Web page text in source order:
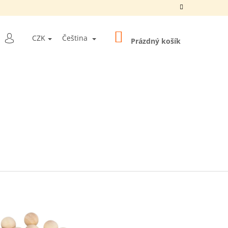
PŘIHLÁŠENÍ
CZK Čeština NÁKUPNÍ
KOŠÍK
Prázdný košík
"10 BALLS
MM